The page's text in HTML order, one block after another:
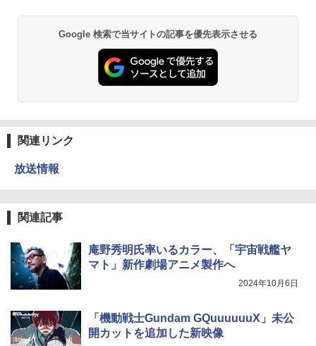
Google 検索で当サイトの記事を優先表示させる
関連リンク
放送情報
関連記事
庵野秀明氏率いるカラー、「宇宙戦艦ヤ
マト」新作劇場アニメ製作へ
2024年10月6日
「機動戦士Gundam GQuuuuuuX」未公
開カットを追加した新映像